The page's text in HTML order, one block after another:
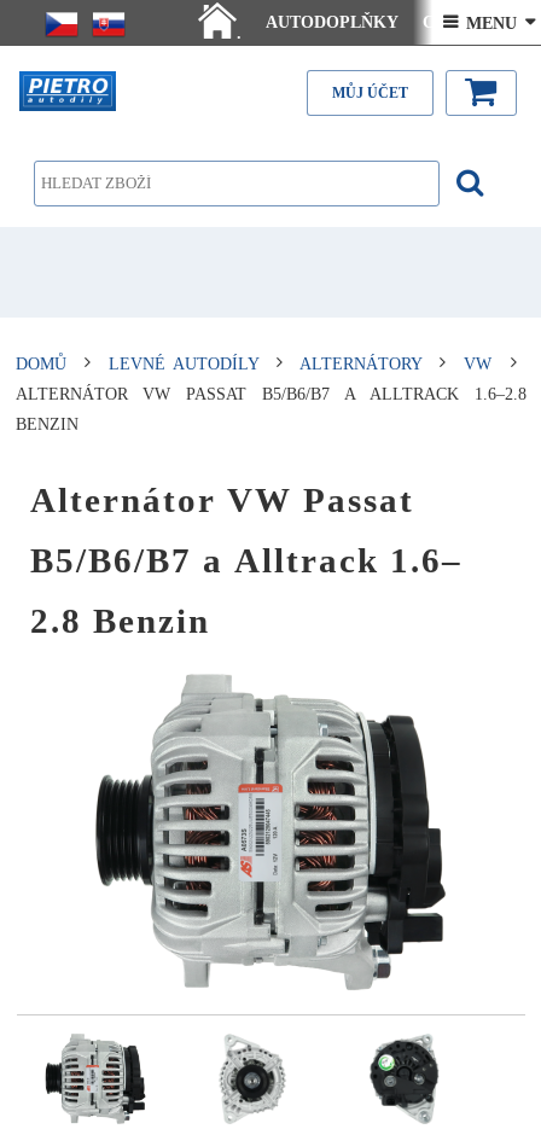
.
AUTODOPLŇKY Ceny doručení
Články - návody Kontakt
 MENU 
MŮJ ÚČET
DOMŮ LEVNÉ AUTODÍLY ALTERNÁTORY
VW
ALTERNÁTOR VW PASSAT B5/B6/B7 A ALLTRACK 1.6–2.8
BENZIN
Alternátor VW Passat
B5/B6/B7 a Alltrack 1.6–
2.8 Benzin